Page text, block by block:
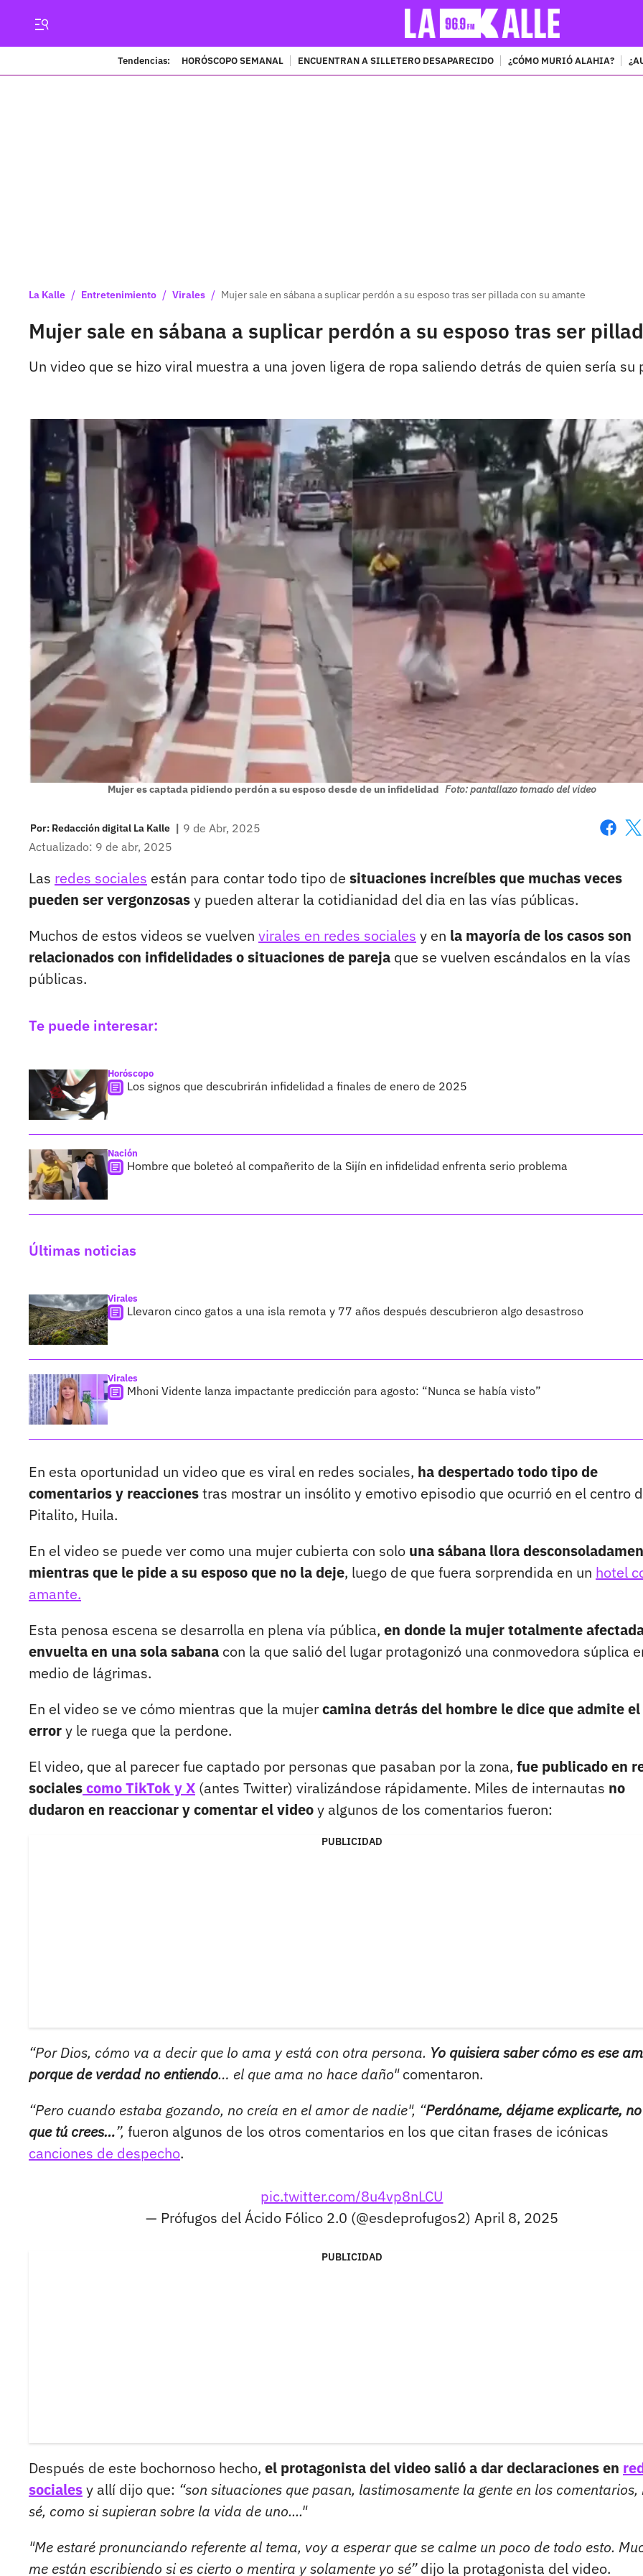
Tendencias: HORÓSCOPO SEMANAL ENCUENTRAN A SILLETERO DESAPARECIDO ¿CÓMO MURIÓ ALAHIA?
La Kalle / Entretenimiento / Virales / Mujer sale en sábana a suplicar perdón a su esposo tras ser pillada con su amante
Mujer sale en sábana a suplicar perdón a su esposo tras ser
Un video que se hizo viral muestra a una joven ligera de ropa saliendo detrás de quien sería
Mujer es captada pidiendo perdón a su esposo desde de un infidelidad Foto: pantallazo tomado del video
Por: Redacción digital La Kalle | 9 de Abr, 2025
Actualizado: 9 de abr, 2025
Las redes sociales están para contar todo tipo de situaciones increíbles que muchas veces
pueden ser vergonzosasy pueden alterar la cotidianidad del dia en las vías públicas.
Muchos de estos videos se vuelven virales en redes sociales y en la mayoría de los casos son
relacionados con infidelidades o situaciones de pareja que se vuelven escándalos en la vías
públicas.
Te puede interesar:
Horóscopo
Los signos que descubrirán infidelidad a finales de enero de 2025
Nación
Hombre que boleteó al compañerito de la Sijín en infidelidad enfrenta serio problema
Últimas noticias
Virales
Llevaron cinco gatos a una isla remota y 77 años después descubrieron algo desastroso
Virales
Mhoni Vidente lanza impactante predicción para agosto: “Nunca se había visto”
En esta oportunidad un video que es viral en redes sociales, ha despertado todo tipo de
comentarios y reaccionestras mostrar un insólito y emotivo episodio que ocurrió en el centro
Pitalito, Huila.
En el video se puede ver como una mujer cubierta con solo una sábana llora
mientras que le pide a su esposo que no la deje, luego de que fuera sorprendida en un hotel
amante.
Esta penosa escena se desarrolla en plena vía pública, en donde la mujer totalmente
envuelta en una sola sabana con la que salió del lugar protagonizó una conmovedora súplica
medio de lágrimas.
En el video se ve cómo mientras que la mujercamina detrás del hombre le dice que admite el
errory le ruega que la perdone.
El video, que al parecer fue captado por personas que pasaban por la zona, fue publicado en
socialescomo TikTok y X (antes Twitter) viralizándose rápidamente. Miles de internautas no
dudaron en reaccionar y comentar el videoy algunos de los comentarios fueron:
PUBLICIDAD
“Por Dios, cómo va a decir que lo ama y está con otra persona. Yo quisiera saber cómo es ese
porque de verdad no entiendo… el que ama no hace daño"comentaron.
“Pero cuando estaba gozando, no creía en el amor de nadie", “Perdóname, déjame explicarte,
que tú crees…”, fueron algunos de los otros comentarios en los que citan frases de icónicas
canciones de despecho.
pic.twitter.com/8u4vp8nLCU
— Prófugos del Ácido Fólico 2.0 (@esdeprofugos2) April 8, 2025
PUBLICIDAD
Después de este bochornoso hecho, el protagonista del video salió a dar declaraciones en
socialesy allí dijo que: “son situaciones que pasan, lastimosamente la gente en los comentarios,
sé, como si supieran sobre la vida de uno...."
"Me estaré pronunciando referente al tema, voy a esperar que se calme un poco de todo esto.
me están escribiendo si es cierto o mentira y solamente yo sé”dijo la protagonista del video.